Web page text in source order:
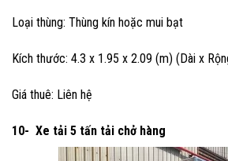
Loại thùng: Thùng kín hoặc mui bạt
Kích thước: 4.3 x 1.95 x 2.09 (m) (Dài x
Giá thuê: Liên hệ
10- Xe tải 5 tấn tải chở hàng